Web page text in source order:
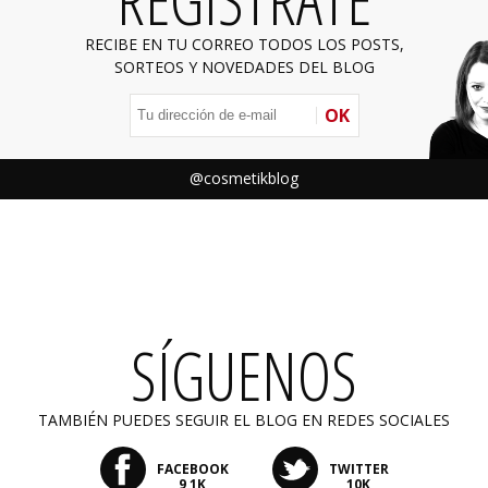
RECIBE EN TU CORREO TODOS LOS POSTS,
SORTEOS Y NOVEDADES DEL BLOG
OK
@cosmetikblog
SÍGUENOS
TAMBIÉN PUEDES SEGUIR EL BLOG EN REDES SOCIALES
FACEBOOK
9,1K
TWITTER
10K